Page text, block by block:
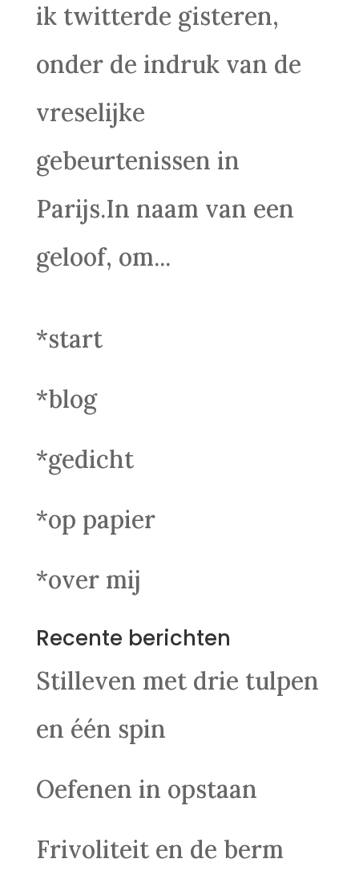
ik twitterde gisteren,
onder de indruk van de
vreselijke
gebeurtenissen in
Parijs.In naam van een
geloof, om...
*start
*blog
*gedicht
*op papier
*over mij
Recente berichten
Stilleven met drie tulpen
en één spin
Oefenen in opstaan
Frivoliteit en de berm